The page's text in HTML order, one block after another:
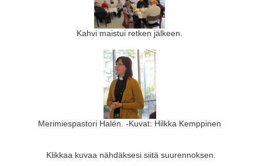
Kahvi maistui retken jälkeen.
Merimiespastori Halén. -Kuvat: Hilkka Kemppinen
Klikkaa kuvaa nähdäksesi siitä suurennoksen.